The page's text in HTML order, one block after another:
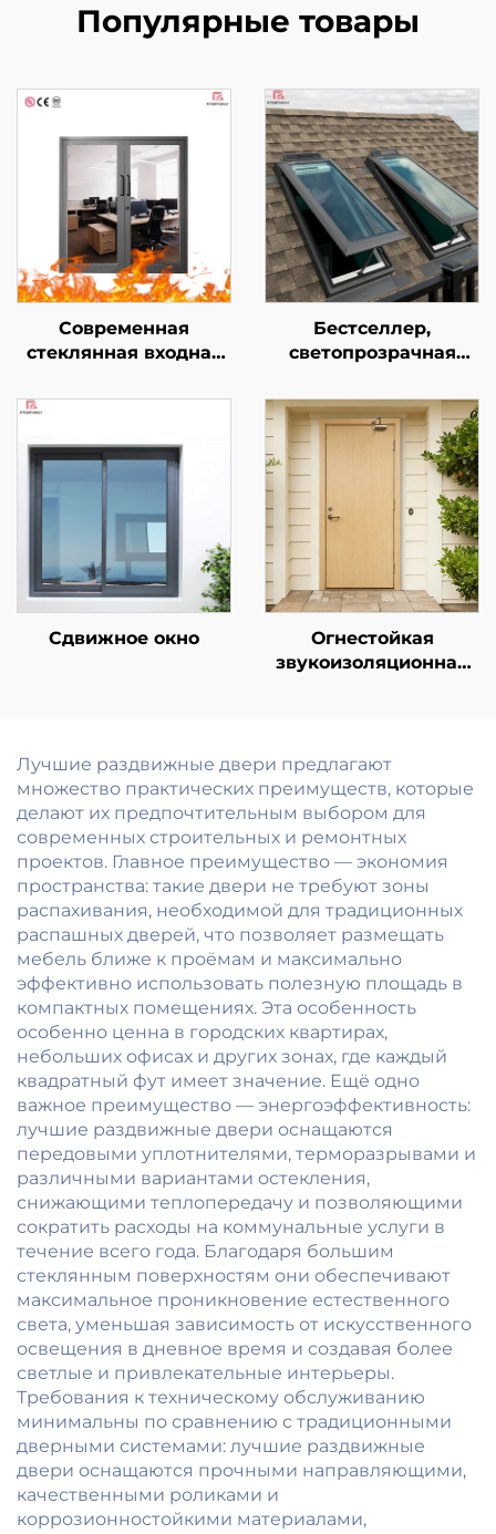
Популярные товары
Современная
стеклянная входная
безопасности для
центра,
коммерческого
использования,
внутренняя
противопожарная
дверь с готовой
отделкой
поверхности
Бестселлер,
светопрозрачная
алюминиевого
сплава со стеклом,
вентилируемое окно
на крышу для виллы,
отель, с подсветкой
Сдвижное окно
Огнестойкая
звукоизоляционная
устойчивая к
возгоранию в
течение 90 минут,
для вилл и элитных
резиденций
Лучшие раздвижные двери предлагают
множество практических преимуществ, которые
делают их предпочтительным выбором для
современных строительных и ремонтных
проектов. Главное преимущество — экономия
пространства: такие двери не требуют зоны
распахивания, необходимой для традиционных
распашных дверей, что позволяет размещать
мебель ближе к проёмам и максимально
эффективно использовать полезную площадь в
компактных помещениях. Эта особенность
особенно ценна в городских квартирах,
небольших офисах и других зонах, где каждый
квадратный фут имеет значение. Ещё одно
важное преимущество — энергоэффективность:
лучшие раздвижные двери оснащаются
передовыми уплотнителями, терморазрывами и
различными вариантами остекления,
снижающими теплопередачу и позволяющими
сократить расходы на коммунальные услуги в
течение всего года. Благодаря большим
стеклянным поверхностям они обеспечивают
максимальное проникновение естественного
света, уменьшая зависимость от искусственного
освещения в дневное время и создавая более
светлые и привлекательные интерьеры.
Требования к техническому обслуживанию
минимальны по сравнению с традиционными
дверными системами: лучшие раздвижные
двери оснащаются прочными направляющими,
качественными роликами и
коррозионностойкими материалами,